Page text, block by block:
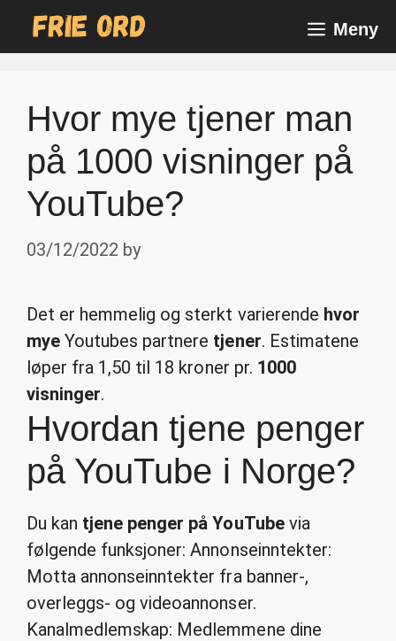
Meny
Hvor mye tjener man
på 1000 visninger på
YouTube?
03/12/2022 by
Det er hemmelig og sterkt varierende hvor
mye Youtubes partnere tjener. Estimatene
løper fra 1,50 til 18 kroner pr. 1000
visninger.
Hvordan tjene penger
på YouTube i Norge?
Du kan tjene penger på YouTubevia
følgende funksjoner: Annonseinntekter:
Motta annonseinntekter fra banner-,
overleggs- og videoannonser.
Kanalmedlemskap: Medlemmene dine